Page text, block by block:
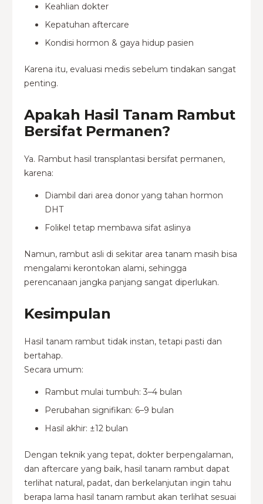
Keahlian dokter
Kepatuhan aftercare
Kondisi hormon & gaya hidup pasien
Karena itu, evaluasi medis sebelum tindakan sangat
penting.
Apakah Hasil Tanam Rambut
Bersifat Permanen?
Ya. Rambut hasil transplantasi bersifat permanen,
karena:
Diambil dari area donor yang tahan hormon
DHT
Folikel tetap membawa sifat aslinya
Namun, rambut asli di sekitar area tanam masih bisa
mengalami kerontokan alami, sehingga
perencanaan jangka panjang sangat diperlukan.
Kesimpulan
Hasil tanam rambut tidak instan, tetapi pasti dan
bertahap.
Secara umum:
Rambut mulai tumbuh: 3–4 bulan
Perubahan signifikan: 6–9 bulan
Hasil akhir: ±12 bulan
Dengan teknik yang tepat, dokter berpengalaman,
dan aftercare yang baik, hasil tanam rambut dapat
terlihat natural, padat, dan berkelanjutan ingin tahu
berapa lama hasil tanam rambut akan terlihat sesuai